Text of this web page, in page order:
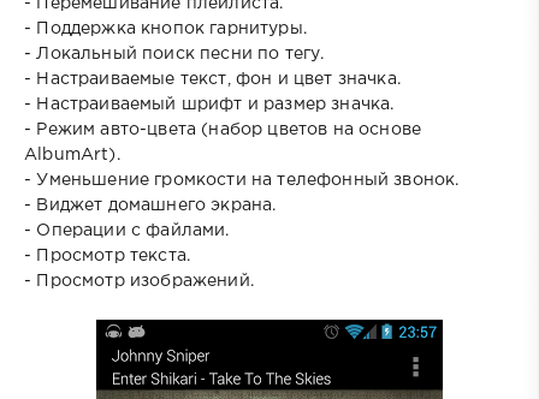
- Перемешивание плейлиста.
- Поддержка кнопок гарнитуры.
- Локальный поиск песни по тегу.
- Настраиваемые текст, фон и цвет значка.
- Настраиваемый шрифт и размер значка.
- Режим авто-цвета (набор цветов на основе
AlbumArt).
- Уменьшение громкости на телефонный звонок.
- Виджет домашнего экрана.
- Операции с файлами.
- Просмотр текста.
- Просмотр изображений.